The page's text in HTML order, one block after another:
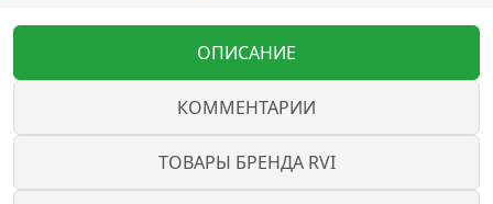
ОПИСАНИЕ
КОММЕНТАРИИ
ТОВАРЫ БРЕНДА RVI